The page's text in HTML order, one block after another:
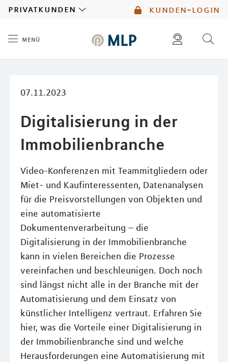
kunden-login
privatkunden
menü
07.11.2023
Digitalisierung in der
Immobilienbranche
Video-Konferenzen mit Teammitgliedern oder
Miet- und Kaufinteressenten, Datenanalysen
für die Preisvorstellungen von Objekten und
eine automatisierte
Dokumentenverarbeitung – die
Digitalisierung in der Immobilienbranche
kann in vielen Bereichen die Prozesse
vereinfachen und beschleunigen. Doch noch
sind längst nicht alle in der Branche mit der
Automatisierung und dem Einsatz von
künstlicher Intelligenz vertraut. Erfahren Sie
hier, was die Vorteile einer Digitalisierung in
der Immobilienbranche sind und welche
Herausforderungen eine Automatisierung mit